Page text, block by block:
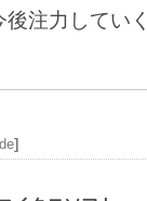
注力してい
]